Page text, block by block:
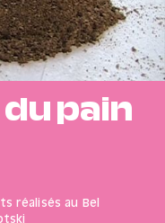
pain
réalisés au Bel